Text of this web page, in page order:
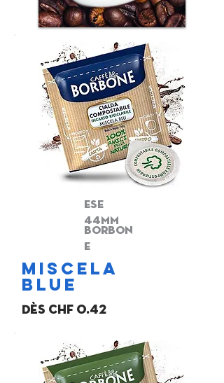
borbon
e
ese
44mm
miscela
BLUE
Dès chf 0.42